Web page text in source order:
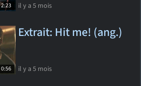
2:23 il y a 5 mois
0:56
Extrait: Hit me! (ang.)
il y a 5 mois